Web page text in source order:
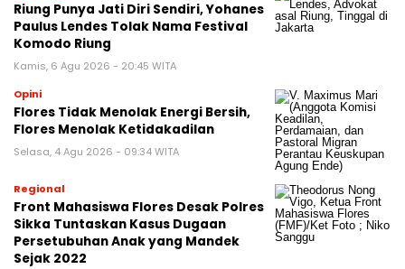
Riung Punya Jati Diri Sendiri, Yohanes
Paulus Lendes Tolak Nama Festival
Komodo Riung
Kamis, 6 Agu 2026 - 20:45 WITA
Opini
Flores Tidak Menolak Energi Bersih,
Flores Menolak Ketidakadilan
Selasa, 4 Agu 2026 - 09:34 WITA
Regional
Front Mahasiswa Flores Desak Polres
Sikka Tuntaskan Kasus Dugaan
Persetubuhan Anak yang Mandek
Sejak 2022